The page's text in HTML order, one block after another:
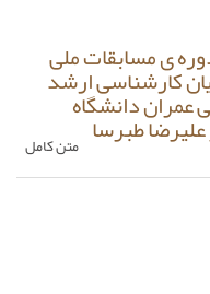
ی مسابقات ملی
کارشناسی ارشد
دانشگاه
طبرسا متن کامل